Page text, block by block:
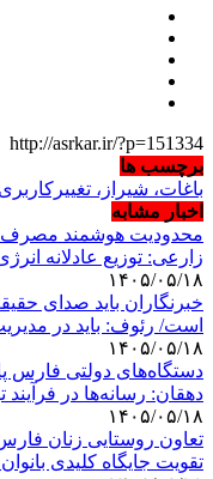
http://asrkar.ir/?p=151334
برچسب ها
باغات، شیراز،
اخبار مشابه
محدودیت هوشمند مصرف
زارعی: توزیع عادلانه
۱۴۰۵/۰۵/۱۸
خبرنگاران باید صدای
است/ رئوف: باید در
۱۴۰۵/۰۵/۱۸
دستگاه‌های دولتی فارس
دهقان: رسانه‌ها در فرآیند
۱۴۰۵/۰۵/۱۸
تعاون روستایی زنان
تقویت جایگاه کلیدی